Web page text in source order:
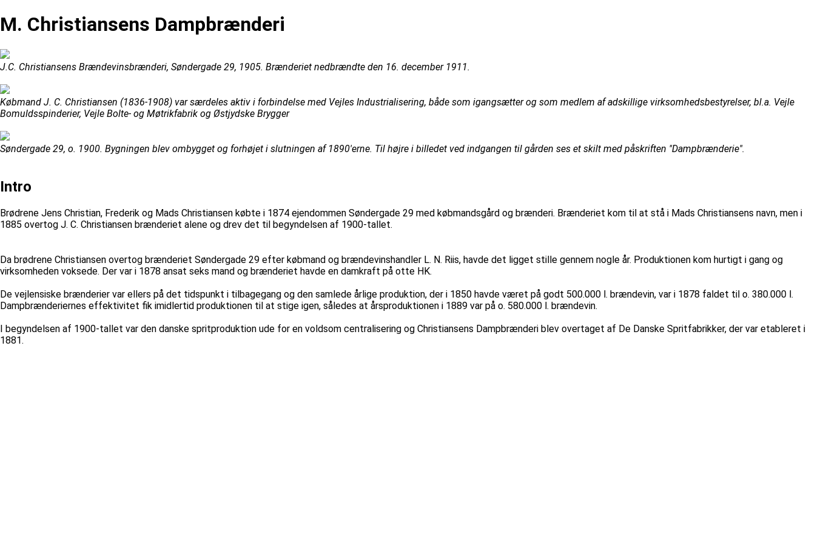
M. Christiansens Dampbrænderi
J.C. Christiansens Brændevinsbrænderi, Søndergade 29, 1905. Brænderiet nedbrændte den 16. december 1911.
Købmand J. C. Christiansen (1836-1908) var særdeles aktiv i forbindelse med Vejles Industrialisering, både som igangsætter og som medlem af adskillige virksomhedsbestyrelser, bl.a. Vejle
Bomuldsspinderier, Vejle Bolte- og Møtrikfabrik og Østjydske Brygger
Søndergade 29, o. 1900. Bygningen blev ombygget og forhøjet i slutningen af 1890'erne. Til højre i billedet ved indgangen til gården ses et skilt med påskriften "Dampbrænderie".
Intro
Brødrene Jens Christian, Frederik og Mads Christiansen købte i 1874 ejendommen Søndergade 29 med købmandsgård og brænderi. Brænderiet kom til at stå i Mads Christiansens navn, men i
1885 overtog J. C. Christiansen brænderiet alene og drev det til begyndelsen af 1900-tallet.
Da brødrene Christiansen overtog brænderiet Søndergade 29 efter købmand og brændevinshandler L. N. Riis, havde det ligget stille gennem nogle år. Produktionen kom hurtigt i gang og
virksomheden voksede. Der var i 1878 ansat seks mand og brænderiet havde en damkraft på otte HK.
De vejlensiske brænderier var ellers på det tidspunkt i tilbagegang og den samlede årlige produktion, der i 1850 havde været på godt 500.000 l. brændevin, var i 1878 faldet til o. 380.000 l.
Dampbrænderiernes effektivitet fik imidlertid produktionen til at stige igen, således at årsproduktionen i 1889 var på o. 580.000 l. brændevin.
I begyndelsen af 1900-tallet var den danske spritproduktion ude for en voldsom centralisering og Christiansens Dampbrænderi blev overtaget af De Danske Spritfabrikker, der var etableret i
1881.